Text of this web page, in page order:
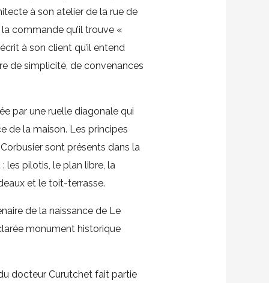
à son atelier de la rue de
commande qu’il trouve «
à son client qu’il entend
de simplicité, de convenances
par une ruelle diagonale qui
de la maison. Les principes
sont présents dans la
les pilotis, le plan libre, la
et le toit-terrasse.
de la naissance de Le
monument historique
docteur Curutchet fait partie